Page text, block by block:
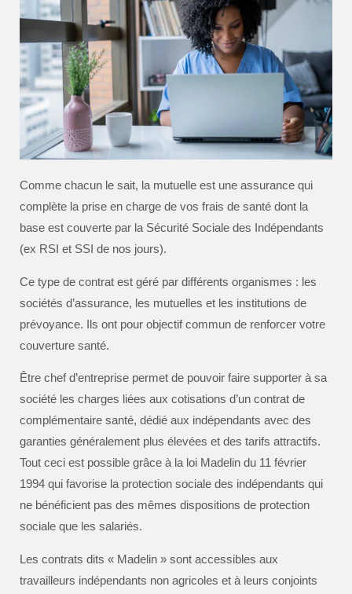
Comme chacun le sait, la mutuelle est une assurance qui
complète la prise en charge de vos frais de santé dont la
base est couverte par la Sécurité Sociale des Indépendants
(ex RSI et SSI de nos jours).
Ce type de contrat est géré par différents organismes : les
sociétés d’assurance, les mutuelles et les institutions de
prévoyance. Ils ont pour objectif commun de renforcer votre
couverture santé.
Être chef d’entreprise permet de pouvoir faire supporter à sa
société les charges liées aux cotisations d’un contrat de
complémentaire santé, dédié aux indépendants avec des
garanties généralement plus élevées et des tarifs attractifs.
Tout ceci est possible grâce à la loi Madelin du 11 février
1994 qui favorise la protection sociale des indépendants qui
ne bénéficient pas des mêmes dispositions de protection
sociale que les salariés.
Les contrats dits « Madelin » sont accessibles aux
travailleurs indépendants non agricoles et à leurs conjoints